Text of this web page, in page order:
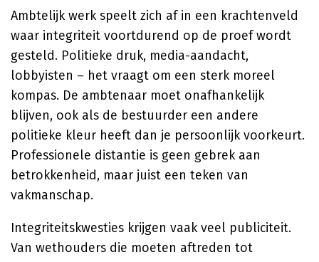
Ambtelijk werk speelt zich af in een krachtenveld
waar integriteit voortdurend op de proef wordt
gesteld. Politieke druk, media-aandacht,
lobbyisten – het vraagt om een sterk moreel
kompas. De ambtenaar moet onafhankelijk
blijven, ook als de bestuurder een andere
politieke kleur heeft dan je persoonlijk voorkeurt.
Professionele distantie is geen gebrek aan
betrokkenheid, maar juist een teken van
vakmanschap.
Integriteitskwesties krijgen vaak veel publiciteit.
Van wethouders die moeten aftreden tot